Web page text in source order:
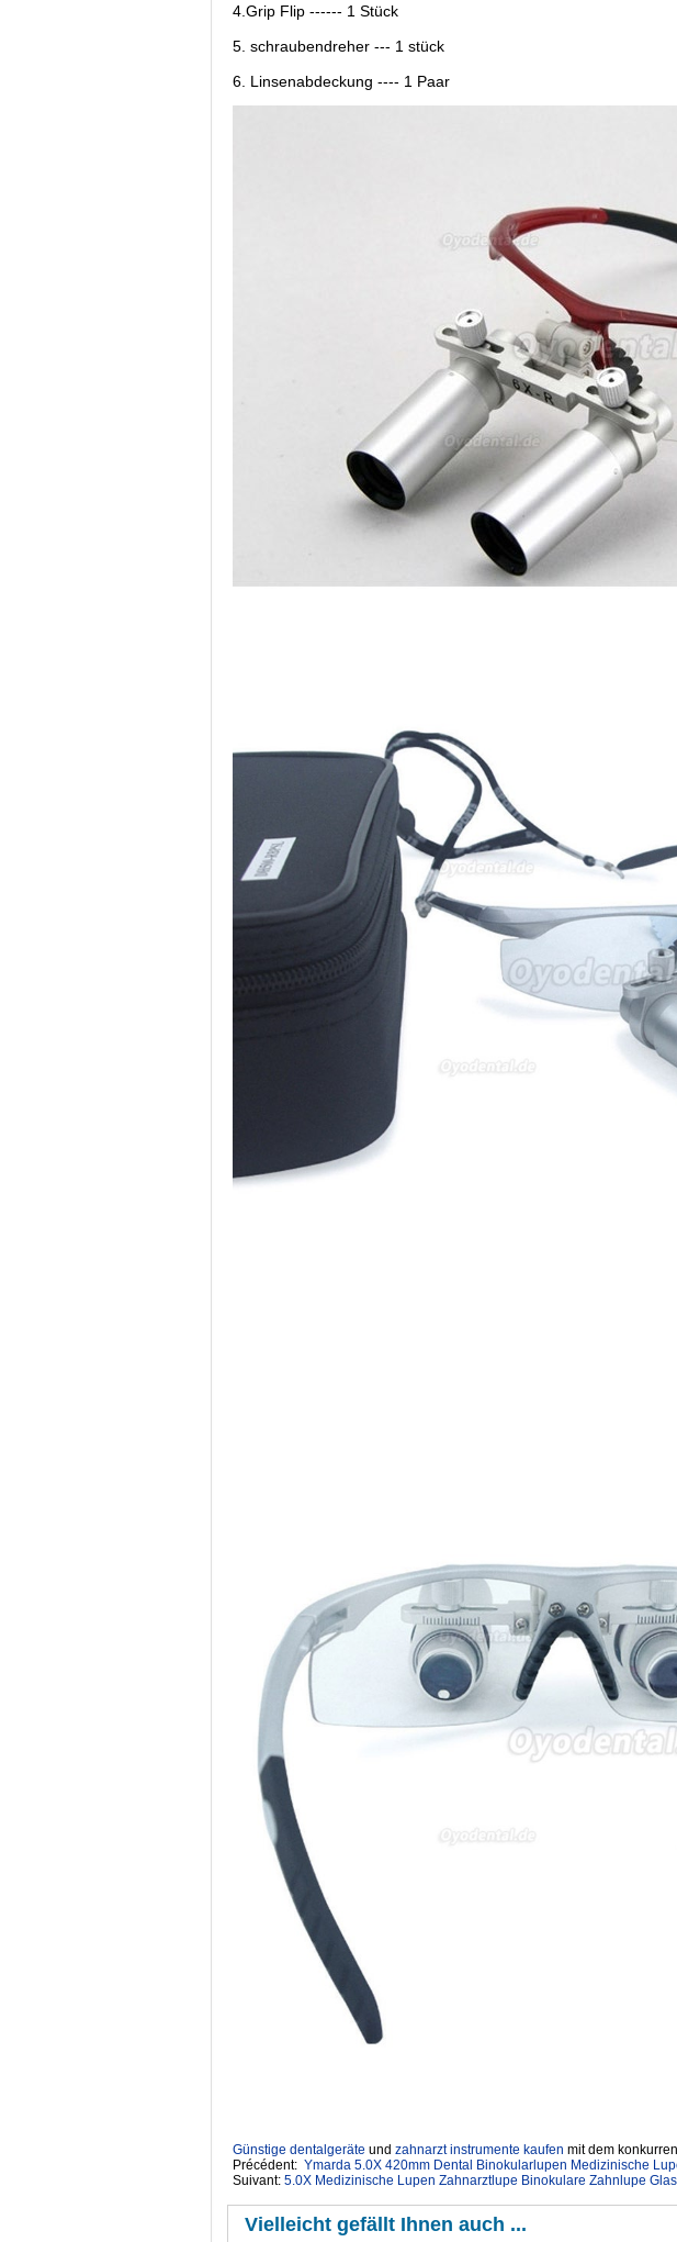
4.Grip Flip ------ 1 Stück
5. schraubendreher --- 1 stück
6. Linsenabdeckung ---- 1 Paar
Günstige dentalgeräte ‎ und zahnarzt instrumente kaufen mit dem
Précédent: Ymarda 5.0X 420mm Dental Binokularlupen Medizinische
Suivant: 5.0X Medizinische Lupen Zahnarztlupe Binokulare Zahnlupe
Vielleicht gefällt Ihnen auch ...